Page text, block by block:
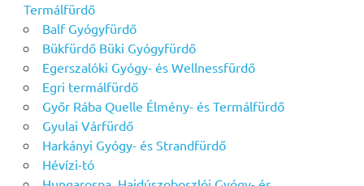
Termálfürdő
Balf Gyógyfürdő
Bükfürdő Büki Gyógyfürdő
Egerszalóki Gyógy- és Wellnessfürdő
Egri termálfürdő
Győr Rába Quelle Élmény- és Termálfürdő
Gyulai Várfürdő
Harkányi Gyógy- és Strandfürdő
Hévízi-tó